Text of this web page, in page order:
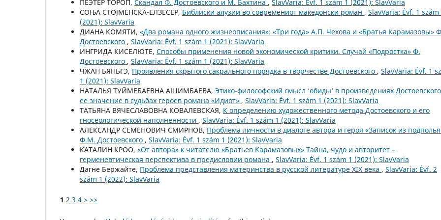
ПЕЭТЕР ТОРОП, Скандал Ф. Достоевского и М. Бахтина , SlavVaria: Évf. 1 szám 1 (2021): SlavVaria
СОЊА СТОЈМЕНСКА-ЕЛЗЕСЕР, Библиски алузии во современиот македонски роман , SlavVaria: Évf. 1 szám
(2021): SlavVaria
ДИАНА КОМЯТИ, «Два романа одного жизнеописания»: «Три года» А.П. Чехова и «Братья Карамазовы»
Достоевского , SlavVaria: Évf. 1 szám 1 (2021): SlavVaria
ИНГРИДА КИСЕЛЮТЕ, Способы применения новой экономической критики. Случай «Подростка» Ф.
Достоевского , SlavVaria: Évf. 1 szám 1 (2021): SlavVaria
ЧЖАН БЯНЬГЭ, Проявления скрытого сакрального порядка в творчестве Достоевского , SlavVaria: Évf. 1
1 (2021): SlavVaria
НАТАЛЬЯ ТУЙМЕБАЕВНА АШИМБАЕВА, Этико-философский смысл ‘обиды’ в произведениях
ее значение в судьбах героев романа «Идиот» , SlavVaria: Évf. 1 szám 1 (2021): SlavVaria
ТАТЬЯНА ВЯЧЕСЛАВОВНА КОВАЛЕВСКАЯ, К определению художественного метода Достоевского и его
гносеологической наполненности , SlavVaria: Évf. 1 szám 1 (2021): SlavVaria
АЛЕКСАНДР СЕМЕНОВИЧ СМИРНОВ, Проблема личности в диалоге автора и героя «Записок из
Ф.М. Достоевского , SlavVaria: Évf. 1 szám 1 (2021): SlavVaria
КАТАЛИН КРОО, «От автора» к читателю «Братьев Карамазовых» Тайна, чудо и авторитет –
герменевтическая перспектива в предисловии романа , SlavVaria: Évf. 1 szám 1 (2021): SlavVaria
Дагне Бержайте, Проблема представления материнства в русской литературе XIX века , SlavVaria: Évf. 2
szám 1 (2022): SlavVaria
1 2 3 4 > >>